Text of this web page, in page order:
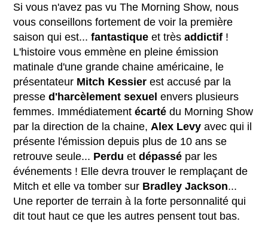
Si vous n'avez pas vu The Morning Show, nous
vous conseillons fortement de voir la première
saison qui est...fantastique et trèsaddictif !
L'histoire vous emmène en pleine émission
matinale d'une grande chaine américaine, le
présentateur Mitch Kessier est accusé par la
pressed'harcèlement sexuel envers plusieurs
femmes. Immédiatementécarté du Morning Show
par la direction de la chaine, Alex Levy avec qui il
présente l'émission depuis plus de 10 ans se
retrouve seule... Perdu etdépassé par les
événements ! Elle devra trouver le remplaçant de
Mitch et elle va tomber sur Bradley Jackson...
Une reporter de terrain à la forte personnalité qui
dit tout haut ce que les autres pensent tout bas.